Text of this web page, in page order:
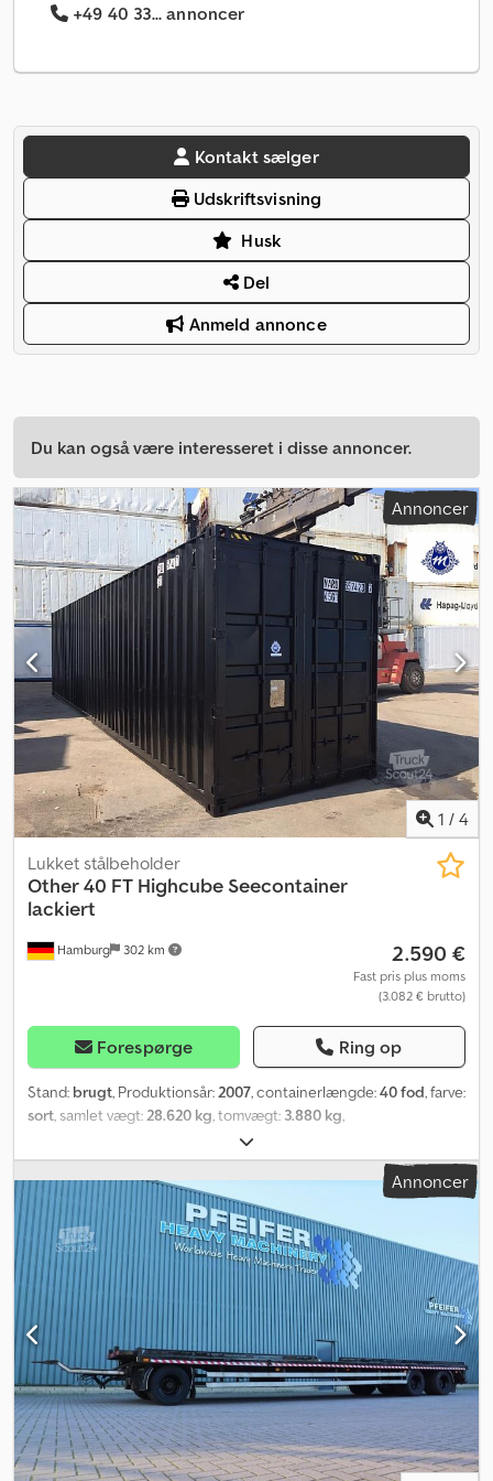
+49 40 33... annoncer
Kontakt sælger
Udskriftsvisning
Husk
Del
Anmeld annonce
Du kan også være interesseret i disse annoncer.
Annoncer
1 / 4
Hamburg 302 km
Lukket stålbeholder
Other40 FT Highcube Seecontainer
lackiert
2.590 €
Fast pris plus moms
(3.082 € brutto)
Forespørge Ring op
Stand: brugt, Produktionsår: 2007, containerlængde:40 fod, farve:
sort , samlet vægt: 28.620 kg , tomvægt: 3.880 kg
, læsningsbredde:
lastrum:12.032 mm, lastepladshøjde:2.690 mm, Kære damer og
herrer, Mange tak for Deres interesse i containeren fra MT
CONTAINER GmbH i Hamborg. Søcontainere er vindtætte og
vandtætte storcontainere til transport af gods via sø-, land- eller
luftfragt. De ISO-standardiserede containere kan især hurtigt og
nemt lastes, losses og stables. High Cube-containere svarer i
grundmål til en standardcontainer. De er lige så brede og lange,
men konstrueret højere. Derved opnås et større rumfang og
mere lastkapacitet. I modsætning til standardcontainere, der har
en højde på 2591 mm, har High-Cube containere en højde på
2896 mm. _____ Denne container er en: Csdpfxeh Hnacj Am Herf
40 fod HC container _____ Vores containere har følgende
egenskaber: ✅ kontrolleret ✅ gyldig CSC-mærkat (teknisk
godkendelse af boksen) ✅ malet sort (ønsket farve muligt) ✅
Annoncer